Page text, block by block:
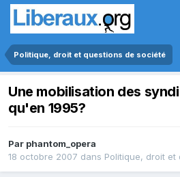
Politique, droit et questions de société
Une mobilisation des
qu'en 1995?
Par phantom_opera
18 octobre 2007 dans Politique, droit